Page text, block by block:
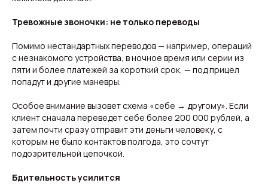
Тревожные звоночки: не только переводы
Помимо нестандартных переводов — например, операций
с незнакомого устройства, в ночное время или серии из
пяти и более платежей за короткий срок, — под прицел
попадут и другие маневры.
Особое внимание вызовет схема «себе → другому». Если
клиент сначала переведет себе более 200 000 рублей, а
затем почти сразу отправит эти деньги человеку, с
которым не было контактов полгода, это сочтут
подозрительной цепочкой.
Бдительность усилится